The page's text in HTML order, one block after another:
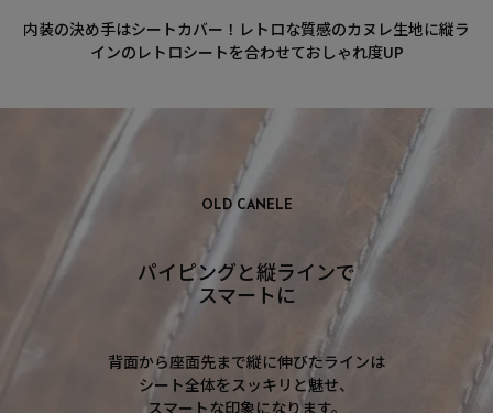
内装の決め手はシートカバー！レトロな質感のカヌレ生地に縦ラ
インのレトロシートを合わせておしゃれ度UP
OLD CANELE
パイピングと縦ラインで
スマートに
背面から座面先まで縦に伸びたラインは
シート全体をスッキリと魅せ、
スマートな印象になります。